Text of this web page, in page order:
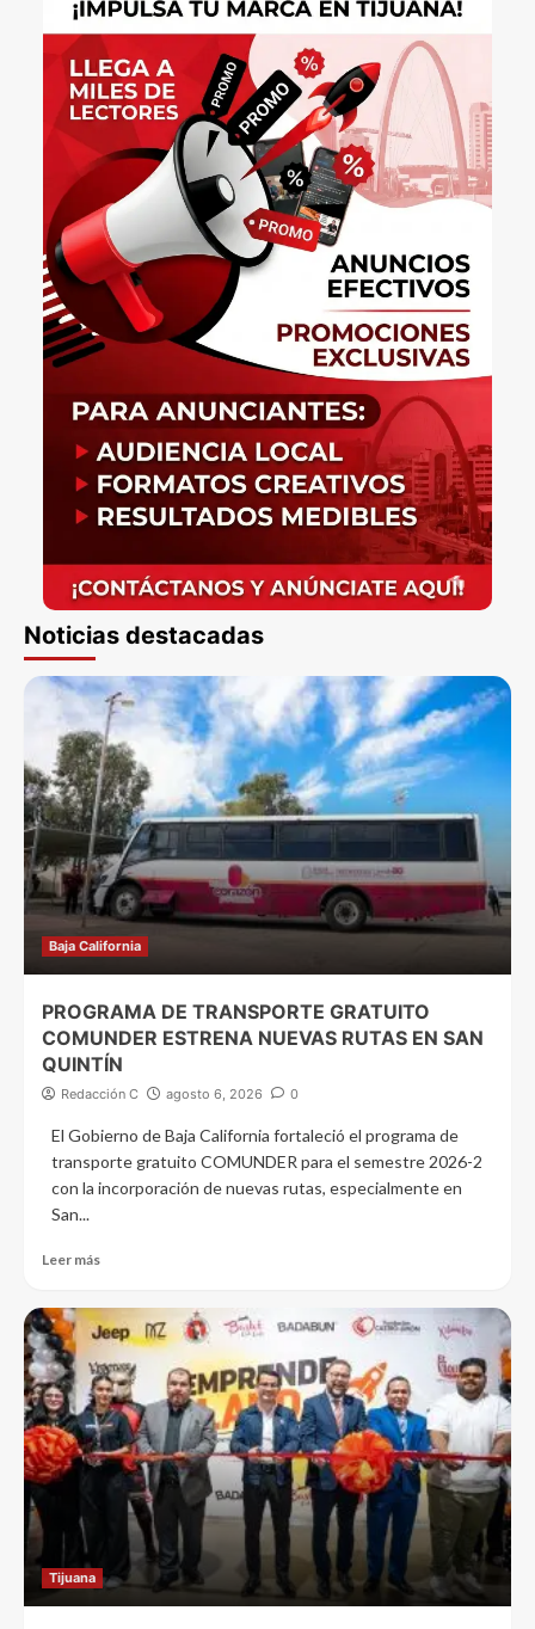
Noticias destacadas
Baja California
PROGRAMA DE TRANSPORTE GRATUITO
COMUNDER ESTRENA NUEVAS RUTAS EN SAN
QUINTÍN
Redacción C agosto 6, 2026 0
El Gobierno de Baja California fortaleció el programa de
transporte gratuito COMUNDER para el semestre 2026-2
con la incorporación de nuevas rutas, especialmente en
San...
Leer más
Tijuana